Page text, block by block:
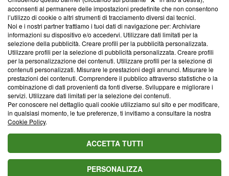
Team editoriale
Corporate
Redazione
Informativa Privacy
Cookie Policy
Blasting SA, IDI CHE-247.845.224, Via Carlo Frasca, 3 - 6900
Lugano (Svizzera) Tel:+39 0690258937
© 2026 Blasting News
acconsenti al permanere delle impostazioni predefinite che non consentono
l’utilizzo di cookie o altri strumenti di tracciamento diversi dai tecnici.
Noi e i nostri partner trattiamo i tuoi dati di navigazione per: Archiviare
informazioni su dispositivo e/o accedervi. Utilizzare dati limitati per la
selezione della pubblicità. Creare profili per la pubblicità personalizzata.
Utilizzare profili per la selezione di pubblicità personalizzata. Creare profili
per la personalizzazione dei contenuti. Utilizzare profili per la selezione di
contenuti personalizzati. Misurare le prestazioni degli annunci. Misurare le
prestazioni dei contenuti. Comprendere il pubblico attraverso statistiche o la
combinazione di dati provenienti da fonti diverse. Sviluppare e migliorare i
servizi. Utilizzare dati limitati per la selezione dei contenuti.
Per conoscere nel dettaglio quali cookie utilizziamo sul sito e per modificare,
in qualsiasi momento, le tue preferenze, ti invitiamo a consultare la nostra
Cookie Policy.
ACCETTA TUTTI
PERSONALIZZA